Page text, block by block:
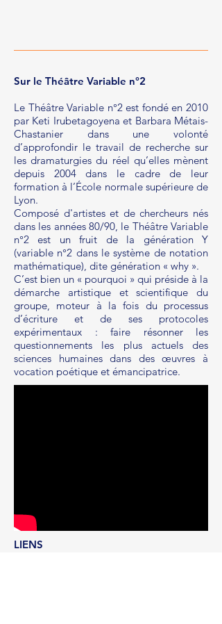
Sur le Théâtre Variable n°2
Le Théâtre Variable n°2 est fondé en 2010
par Keti Irubetagoyena et Barbara Métais-
Chastanier dans une volonté
d’approfondir le travail de recherche sur
les dramaturgies du réel qu’elles mènent
depuis 2004 dans le cadre de leur
formation à l’École normale supérieure de
Lyon.
Composé d'artistes et de chercheurs nés
dans les années 80/90, le Théâtre Variable
n°2 est un fruit de la génération Y
(variable n°2 dans le système de notation
mathématique), dite génération « why ».
C’est bien un « pourquoi » qui préside à la
démarche artistique et scientifique du
groupe, moteur à la fois du processus
d’écriture et de ses protocoles
expérimentaux : faire résonner les
questionnements les plus actuels des
sciences humaines dans des œuvres à
vocation poétique et émancipatrice.
LIENS